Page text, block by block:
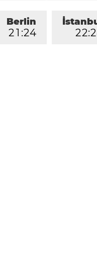
22:2
Berlin
21 :24